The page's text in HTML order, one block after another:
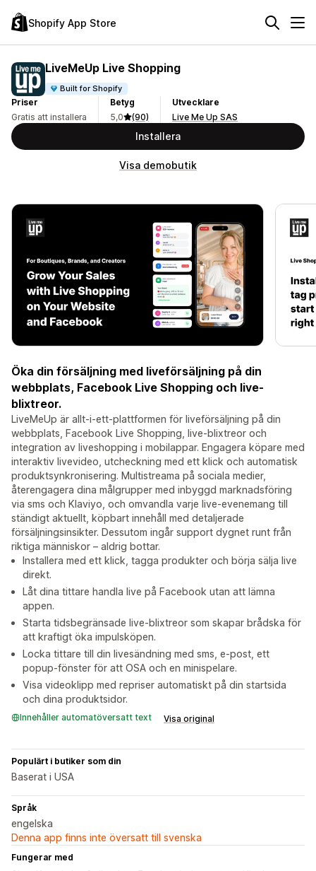
Shopify App Store
LiveMeUp Live Shopping
Built for Shopify
Priser
Gratis att installera
Betyg
5,0
(90)
Utvecklare
Live Me Up SAS
Installera
Visa demobutik
Öka din försäljning med liveförsäljning på din
webbplats, Facebook Live Shopping och live-
blixtreor.
LiveMeUp är allt-i-ett-plattformen för liveförsäljning på din
webbplats, Facebook Live Shopping, live-blixtreor och
integration av liveshopping i mobilappar. Engagera köpare med
interaktiv livevideo, utcheckning med ett klick och automatisk
produktsynkronisering. Multistreama på sociala medier,
återengagera dina målgrupper med inbyggd marknadsföring
via sms och Klaviyo, och omvandla varje live-evenemang till
ständigt aktuellt, köpbart innehåll med detaljerade
försäljningsinsikter. Dessutom ingår support dygnet runt från
riktiga människor – aldrig bottar.
Installera med ett klick, tagga produkter och börja sälja live
direkt.
Låt dina tittare handla live på Facebook utan att lämna
appen.
Starta tidsbegränsade live-blixtreor som skapar brådska för
att kraftigt öka impulsköpen.
Locka tittare till din livesändning med sms, e-post, ett
popup-fönster för att OSA och en minispelare.
Visa videoklipp med repriser automatiskt på din startsida
och dina produktsidor.
Innehåller automatöversatt text Visa original
Populärt i butiker som din
Baserat i USA
Språk
engelska
Denna app finns inte översatt till svenska
Fungerar med